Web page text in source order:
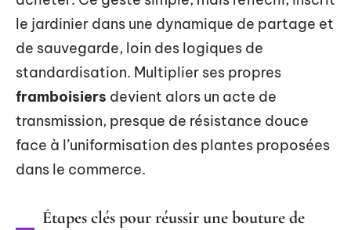
le jardinier dans une dynamique de partage et
de sauvegarde, loin des logiques de
standardisation. Multiplier ses propres
framboisiers devient alors un acte de
transmission, presque de résistance douce
face à l’uniformisation des plantes proposées
dans le commerce.
Étapes clés pour réussir une bouture de